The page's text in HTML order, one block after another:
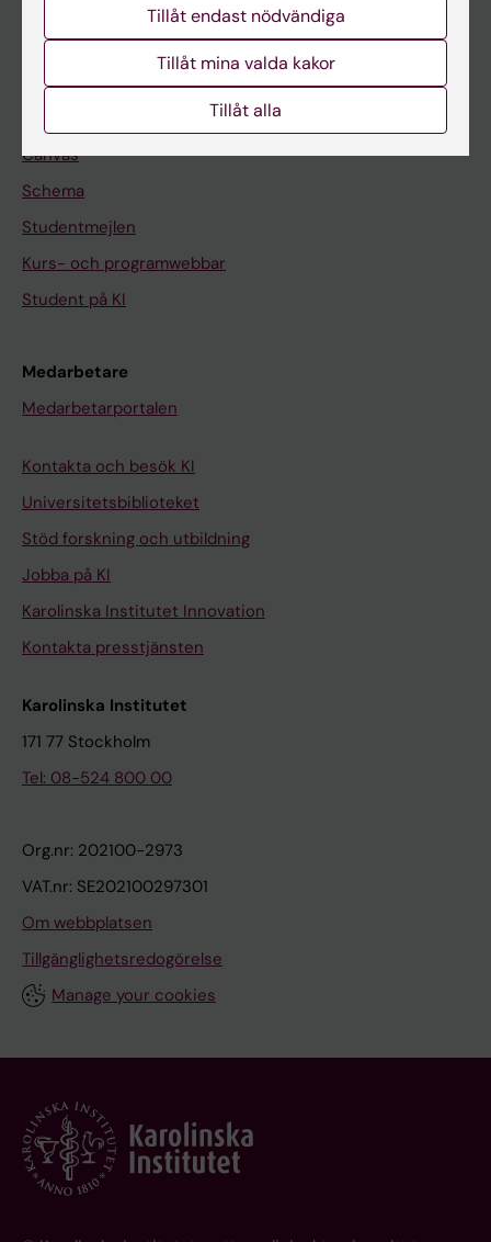
Student
Canvas
Schema
Studentmejlen
Kurs- och programwebbar
Student på KI
Medarbetare
Medarbetarportalen
Kontakta och besök KI
Universitetsbiblioteket
Stöd forskning och utbildning
Jobba på KI
Karolinska Institutet Innovation
Kontakta presstjänsten
Karolinska Institutet
171 77 Stockholm
Tel: 08-524 800 00
Org.nr: 202100-2973
VAT.nr: SE202100297301
Om webbplatsen
Tillgänglighetsredogörelse
Manage your cookies
Tillåt endast nödvändiga
Tillåt mina valda kakor
Tillåt alla